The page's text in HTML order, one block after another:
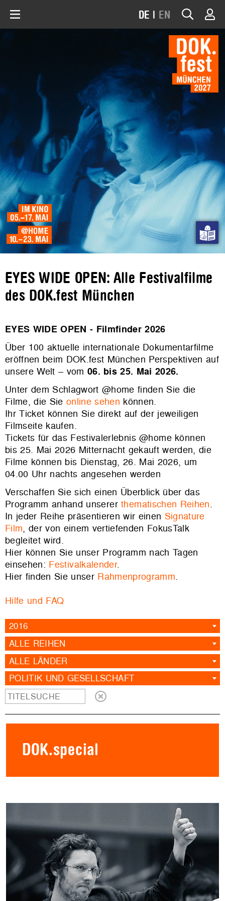
DE | EN
EYES WIDE OPEN: Alle Festivalfilme
des DOK.fest München
EYES WIDE OPEN - Filmfinder 2026
Über 100 aktuelle internationale Dokumentarfilme
eröffnen beim DOK.fest München Perspektiven auf
unsere Welt – vom 06. bis 25. Mai 2026.
Unter dem Schlagwort @home finden Sie die
Filme, die Sie online sehen können.
Ihr Ticket können Sie direkt auf der jeweiligen
Filmseite kaufen.
Tickets für das Festivalerlebnis @home können
bis 25. Mai 2026 Mitternacht gekauft werden, die
Filme können bis Dienstag, 26. Mai 2026, um
04.00 Uhr nachts angesehen werden
Verschaffen Sie sich einen Überblick über das
Programm anhand unsererthematischen Reihen.
In jeder Reihe präsentieren wir einen Signature
Film, der von einem vertiefenden FokusTalk
begleitet wird.
Hier können Sie unser Programm nach Tagen
einsehen: Festivalkalender.
Hier finden Sie unser Rahmenprogramm.
Hilfe und FAQ
2016
ALLE REIHEN
ALLE LÄNDER
POLITIK UND GESELLSCHAFT
DOK.special